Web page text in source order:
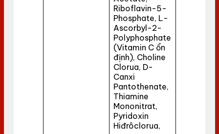
Riboflavin-5-
Phosphate, L-
Ascorbyl-2-
Polyphosphate
(Vitamin C ổn
định), Choline
Clorua, D-
Canxi
Pantothenate,
Thiamine
Mononitrat,
Pyridoxin
Hiđrôclorua,